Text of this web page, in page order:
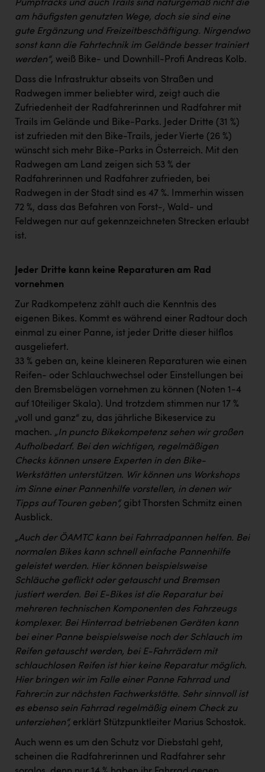
Pumptracks und auch Trails sind naturgemäß nicht die
am häufigsten genutzten Wege, doch sie sind eine
gute Ergänzung und Freizeitbeschäftigung. Nirgendwo
sonst kann die Fahrtechnik im Gelände besser trainiert
werden“, weiß Bike- und Downhill-Profi Andreas Kolb.
Dass die Infrastruktur abseits von Straßen und
Radwegen immer beliebter wird, zeigt auch die
Zufriedenheit der Radfahrerinnen und Radfahrer mit
Trails im Gelände und Bike-Parks. Jeder Dritte (31 %)
ist zufrieden mit den Bike-Trails, jeder Vierte (26 %)
wünscht sich mehr Bike-Parks in Österreich. Mit den
Radwegen am Land zeigen sich 53 % der
Radfahrerinnen und Radfahrer zufrieden, bei
Radwegen in der Stadt sind es 47 %. Immerhin wissen
72 %, dass das Befahren von Forst-, Wald- und
Feldwegen nur auf gekennzeichneten Strecken erlaubt
ist.
Jeder Dritte kann keine Reparaturen am Rad
vornehmen
Zur Radkompetenz zählt auch die Kenntnis des
eigenen Bikes. Kommt es während einer Radtour doch
einmal zu einer Panne, ist jeder Dritte dieser hilflos
ausgeliefert.
33 % geben an, keine kleineren Reparaturen wie einen
Reifen- oder Schlauchwechsel oder Einstellungen bei
den Bremsbelägen vornehmen zu können (Noten 1-4
auf 10teiliger Skala). Und trotzdem stimmen nur 17 %
„voll und ganz“ zu, das jährliche Bikeservice zu
machen. „In puncto Bikekompetenz sehen wir großen
Aufholbedarf. Bei den wichtigen, regelmäßigen
Checks können unsere Experten in den Bike-
Werkstätten unterstützen. Wir können uns Workshops
im Sinne einer Pannenhilfe vorstellen, in denen wir
Tipps auf Touren geben“, gibt Thorsten Schmitz einen
Ausblick.
„Auch der ÖAMTC kann bei Fahrradpannen helfen. Bei
normalen Bikes kann schnell einfache Pannenhilfe
geleistet werden. Hier können beispielsweise
Schläuche geflickt oder getauscht und Bremsen
justiert werden. Bei E-Bikes ist die Reparatur bei
mehreren technischen Komponenten des Fahrzeugs
komplexer. Bei Hinterrad betriebenen Geräten kann
bei einer Panne beispielsweise noch der Schlauch im
Reifen getauscht werden, bei E-Fahrrädern mit
schlauchlosen Reifen ist hier keine Reparatur möglich.
Hier bringen wir im Falle einer Panne Fahrrad und
Fahrer:in zur nächsten Fachwerkstätte. Sehr sinnvoll ist
es ebenso sein Fahrrad regelmäßig einem Check zu
unterziehen“, erklärt Stützpunktleiter Marius Schostok.
Auch wenn es um den Schutz vor Diebstahl geht,
scheinen die Radfahrerinnen und Radfahrer sehr